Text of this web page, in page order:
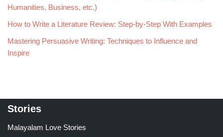
Humanities, Business, etc.)
How to Write a Literature Review: Step-by-Step With Examples
Mastering Persuasive Writing: Techniques to Influence and
Inspire
Stories
Malayalam Love Stories